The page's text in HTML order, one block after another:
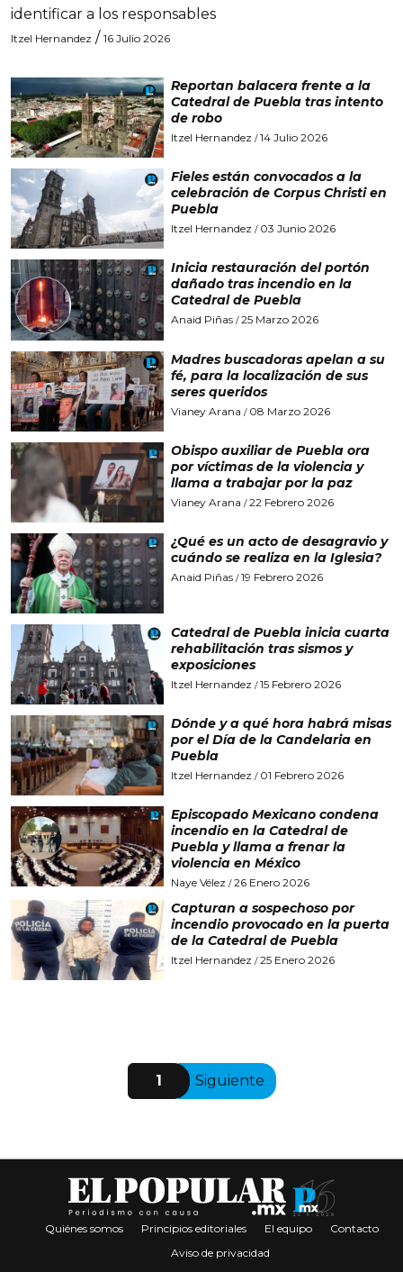
identificar a los responsables
Itzel Hernandez / 16 Julio 2026
Reportan balacera frente a la
Catedral de Puebla tras intento
de robo
Itzel Hernandez /14 Julio 2026
Fieles están convocados a la
celebración de Corpus Christi en
Puebla
Itzel Hernandez / 03 Junio 2026
Inicia restauración del portón
dañado tras incendio en la
Catedral de Puebla
Anaid Piñas/25 Marzo 2026
Madres buscadoras apelan a su
fé, para la localización de sus
seres queridos
Vianey Arana / 08 Marzo 2026
Obispo auxiliar de Puebla ora
por víctimas de la violencia y
llama a trabajar por la paz
Vianey Arana /22 Febrero 2026
¿Qué es un acto de desagravio y
cuándo se realiza en la Iglesia?
Anaid Piñas/19 Febrero 2026
Catedral de Puebla inicia cuarta
rehabilitación tras sismos y
exposiciones
Itzel Hernandez /15 Febrero 2026
Dónde y a qué hora habrá misas
por el Día de la Candelaria en
Puebla
Itzel Hernandez / 01 Febrero 2026
Episcopado Mexicano condena
incendio en la Catedral de
Puebla y llama a frenar la
violencia en México
Naye Vélez /26 Enero 2026
Capturan a sospechoso por
incendio provocado en la puerta
de la Catedral de Puebla
Itzel Hernandez /25 Enero 2026
1 Siguiente
Quiénes somos Principios editoriales El equipo
Contacto
Aviso de privacidad